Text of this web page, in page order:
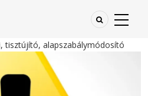
tisztújító, alapszabálymódosító